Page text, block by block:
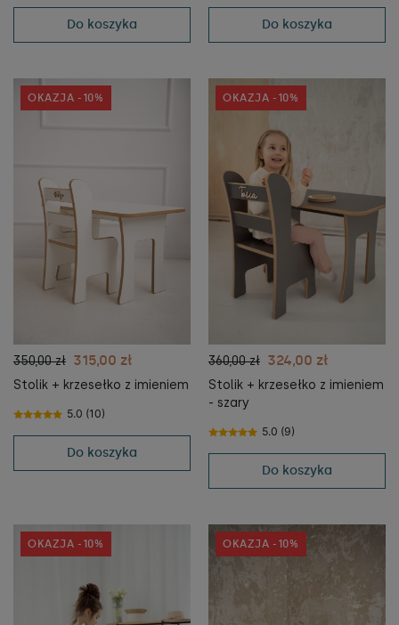
Do koszyka Do koszyka
350,00 zł 315,00 zł
Stolik + krzesełko z imieniem
5.0 (10)
Do koszyka
OKAZJA -10%
360,00 zł 324,00 zł
Stolik + krzesełko z imieniem
- szary
5.0 (9)
Do koszyka
OKAZJA -10%
OKAZJA -10% OKAZJA -10%